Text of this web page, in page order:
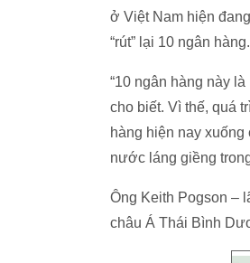
ở Việt Nam hiện
“rút” lại 10 ngân hàng.
“10 ngân hàng này
cho biết. Vì thế, quá
hàng hiện nay
nước láng giềng
Ông Keith Pogson –
châu Á Thái Bình